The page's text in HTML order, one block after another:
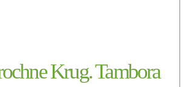
Krug. Tambora